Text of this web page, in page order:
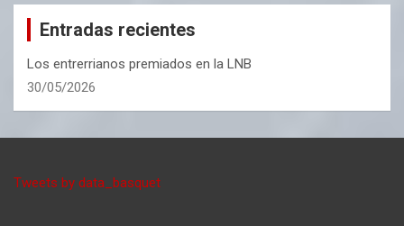
Entradas recientes
Los entrerrianos premiados en la LNB
30/05/2026
Tweets by data_basquet